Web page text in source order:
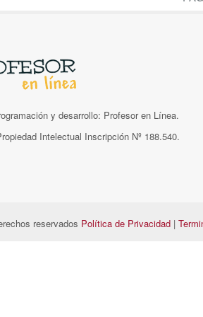
y desarrollo: Profesor en Línea.
Intelectual Inscripción Nº 188.540.
reservados Política de Privacidad |